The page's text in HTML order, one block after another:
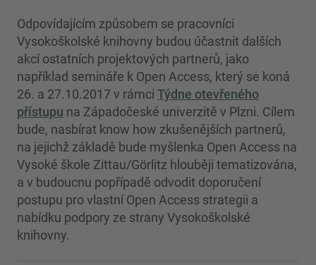
Odpovídajícím způsobem se pracovníci
Vysokoškolské knihovny budou účastnit dalších
akcí ostatních projektových partnerů, jako
například semináře k Open Access, který se koná
26. a 27.10.2017 v rámci Týdne otevřeného
přístupu na Západočeské univerzitě v Plzni. Cílem
bude, nasbírat know how zkušenějších partnerů,
na jejichž základě bude myšlenka Open Access na
Vysoké škole Zittau/Görlitz hlouběji tematizována,
a v budoucnu popřípadě odvodit doporučení
postupu pro vlastní Open Access strategii a
nabídku podpory ze strany Vysokoškolské
knihovny.